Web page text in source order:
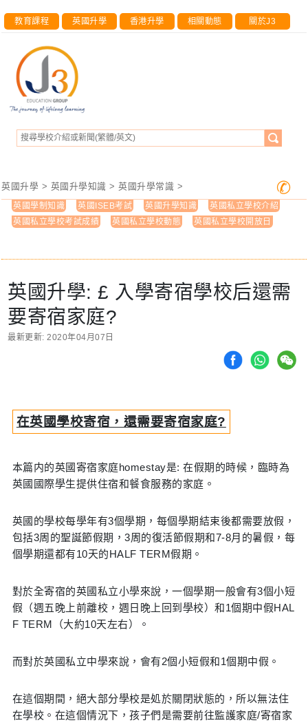
教育課程 英國升學 香港升學 相關動態 關於J3
英國升學 > 英國升學知識 > 英國升學常識 > ✆
英國學制知識 英國ISEB考試 英國升學知識
英國私立學校介紹
英國私立學校考試成績
英國私立學校動態 英國私立學校開放日
英國升學: £ 入學寄宿學校后還需
要寄宿家庭?
最新更新: 2020年04月07日
在英國學校寄宿，還需要寄宿家庭?
本篇内的英國寄宿家庭homestay是: 在假期的時候，臨時為
英國國際學生提供住宿和餐食服務的家庭。
英國的學校每學年有3個學期，每個學期結束後都需要放假，
包括3周的聖誕節假期，3周的復活節假期和7-8月的暑假，每
個學期還都有10天的HALF TERM假期。
對於全寄宿的英國私立小學來說，一個學期一般會有3個小短
假（週五晚上前離校，週日晚上回到學校）和1個期中假HAL
F TERM（大約10天左右）。
而對於英國私立中學來說，會有2個小短假和1個期中假。
在這個期間，絕大部分學校是処於關閉狀態的，所以無法住
在學校。在這個情況下，孩子們是需要前往監護家庭/寄宿家